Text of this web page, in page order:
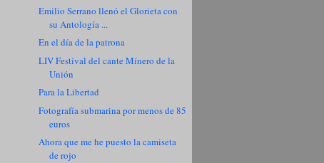
Emilio Serrano llenó el Glorieta con
su Antología ...
En el día de la patrona
LIV Festival del cante Mínero de la
Unión
Para la Libertad
Fotografía submarina por menos de 85
euros
Ahora que me he puesto la camiseta
de rojo